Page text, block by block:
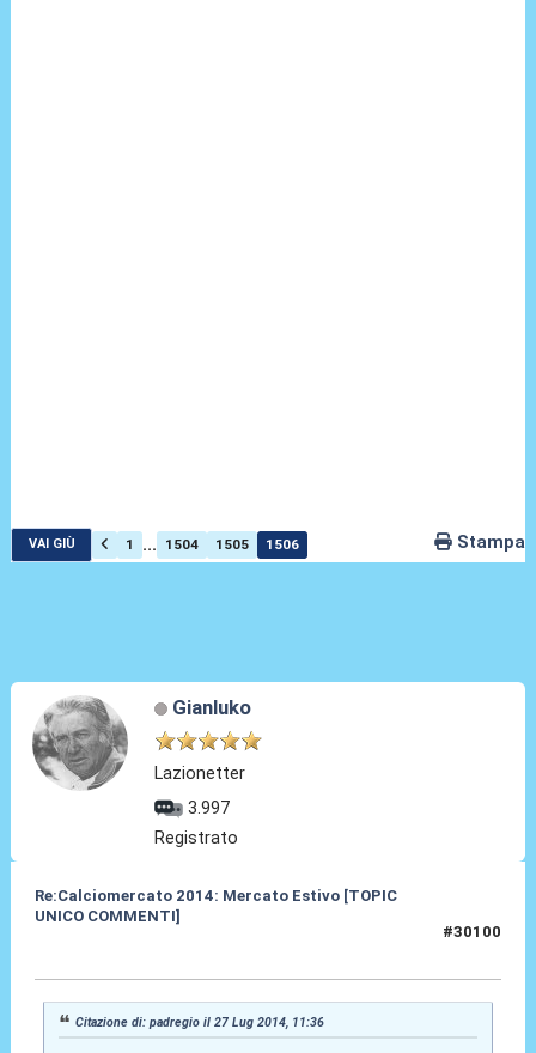
VAI GIÙ 1 ... 1504 1505 1506 Stampa
Gianluko
Lazionetter
3.997
Registrato
Re:Calciomercato 2014: Mercato Estivo [TOPIC
UNICO COMMENTI]
#30100
Citazione di: padregio il 27 Lug 2014, 11:36